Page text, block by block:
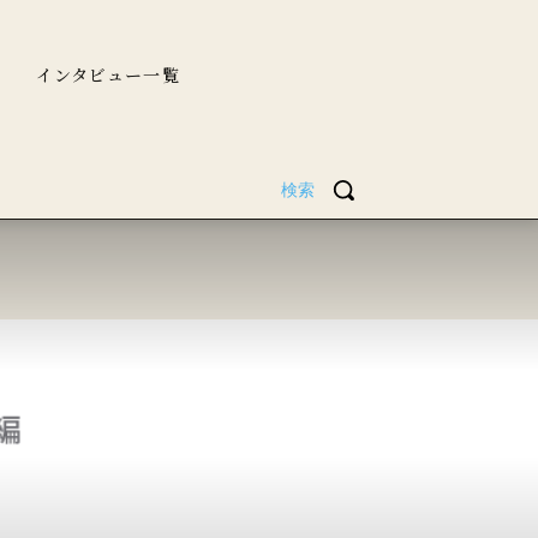
インタビュー一覧
検索